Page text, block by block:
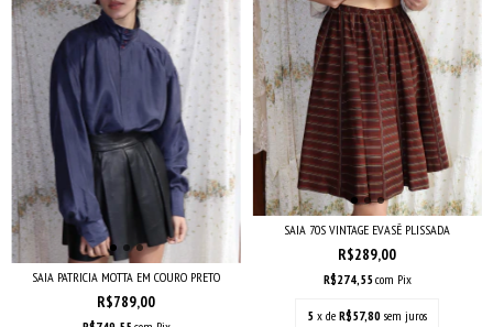
SAIA PATRICIA MOTTA EM COURO PRETO
R$789,00
SAIA 70S VINTAGE EVASÊ PLISSADA
R$289,00
R$274,55com Pix
5 x de R$57,80 sem juros